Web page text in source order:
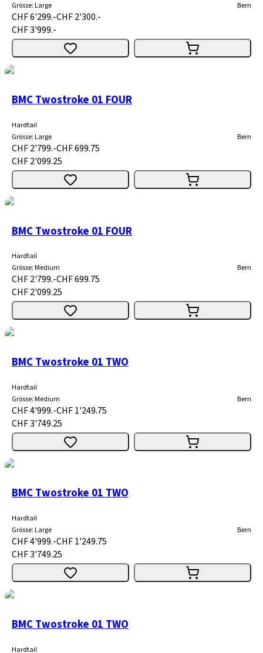
Grösse:Large Bern
CHF 6'299.-CHF 2'300.-
CHF 3'999.-
BMC Twostroke 01 FOUR
Hardtail
Grösse:Large Bern
CHF 2'799.-CHF 699.75
CHF 2'099.25
BMC Twostroke 01 FOUR
Hardtail
Grösse:Medium Bern
CHF 2'799.-CHF 699.75
CHF 2'099.25
BMC Twostroke 01 TWO
Hardtail
Grösse:Medium Bern
CHF 4'999.-CHF 1'249.75
CHF 3'749.25
BMC Twostroke 01 TWO
Hardtail
Grösse:Large Bern
CHF 4'999.-CHF 1'249.75
CHF 3'749.25
BMC Twostroke 01 TWO
Hardtail